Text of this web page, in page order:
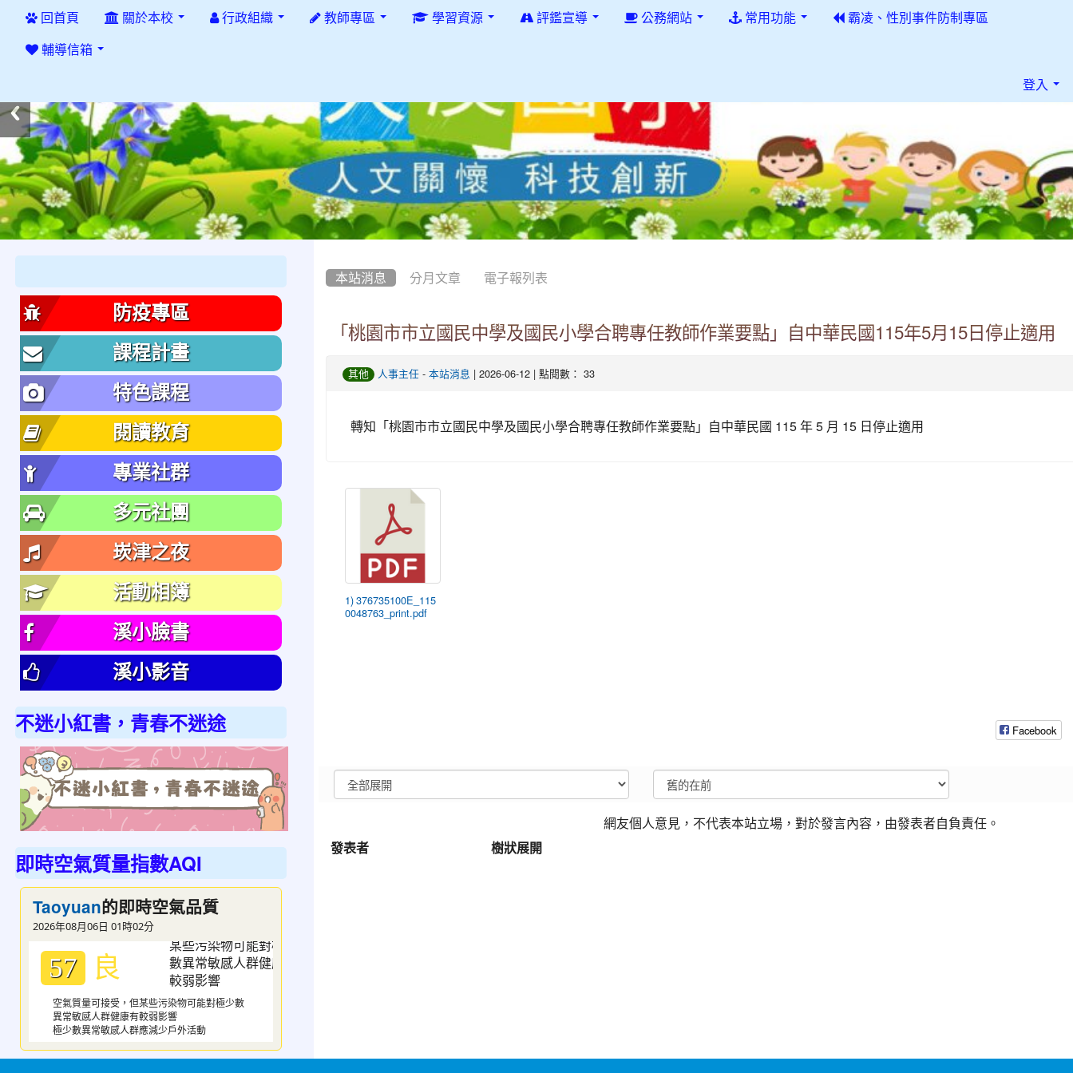
回首頁 關於本校 行政組織 教師專區 學習資源 評鑑宣導 公務網站 常用功能 霸凌、性別事件防制專區
輔導信箱
登入
本站消息 分月文章 電子報列表
「桃園市市立國民中學及國民小學合聘專任教師作業要點」自中華民國115年5月15日停止適用
其他 人事主任- 本站消息 | 2026-06-12 | 點閱數： 33
轉知「桃園市市立國民中學及國民小學合聘專任教師作業要點」自中華民國 115 年 5 月 15 日停止適用
1) 376735100E_115
0048763_print.pdf
Facebook
網友個人意見，不代表本站立場，對於發言內容，由發表者自負責任。
發表者
樹狀展開
防疫專區
課程計畫
特色課程
閱讀教育
專業社群
多元社團
崁津之夜
活動相簿
溪小臉書
溪小影音
不迷小紅書，青春不迷途
to
https://
即時空氣質量指數AQI
Taoyuan的即時空氣品質
2026年08月06日 01時02分
57 良
空氣質量可接受，但某些污染物可能對極少數
異常敏感人群健康有較弱影響
極少數異常敏感人群應減少戶外活動